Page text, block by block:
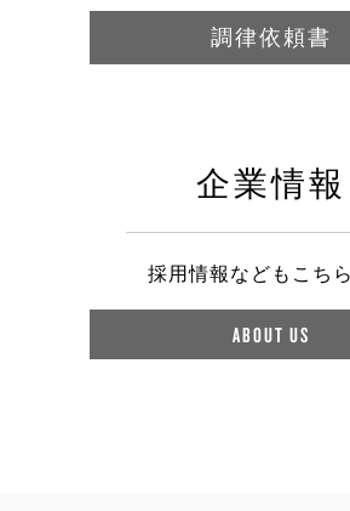
調律依頼書
企業情報
採用情報などもこち
ABOUT US